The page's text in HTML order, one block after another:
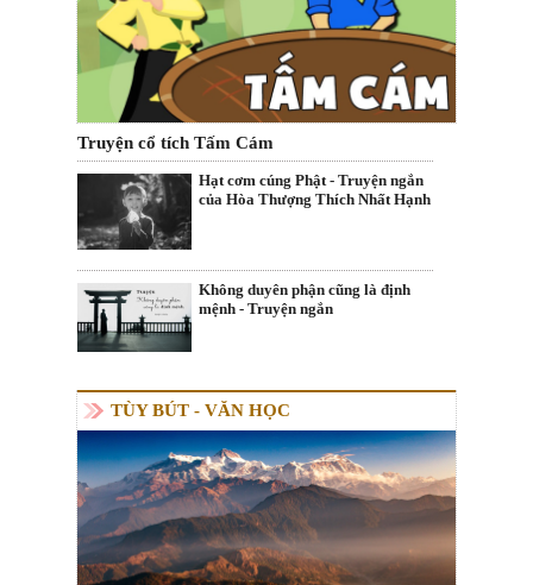
Truyện cổ tích Tấm Cám
Hạt cơm cúng Phật - Truyện ngắn
của Hòa Thượng Thích Nhất Hạnh
Không duyên phận cũng là định
mệnh - Truyện ngắn
TÙY BÚT - VĂN HỌC